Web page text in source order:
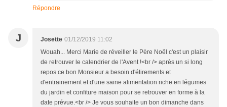
Répondre
J Josette 01/12/2019 11:02
Wouah... Merci Marie de réveiller le Père Noël c'est un plaisir
de retrouver le calendrier de l'Avent !<br /> après un si long
repos ce bon Monsieur a besoin d'étirements et
d'entrainement et d'une saine alimentation riche en légumes
du jardin et confiture maison pour se retrouver en forme à la
date prévue.<br /> Je vous souhaite un bon dimanche dans